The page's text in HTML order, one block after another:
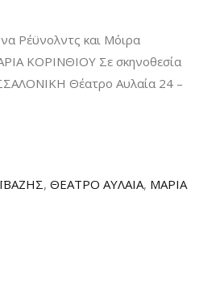
Ρέϋνολντς και Μόιρα
ΚΟΡΙΝΘΙΟΥ Σε σκηνοθεσία
Θέατρο Αυλαία 24 –
, ΘΕΑΤΡΟ ΑΥΛΑΙΑ, ΜΑΡΙΑ